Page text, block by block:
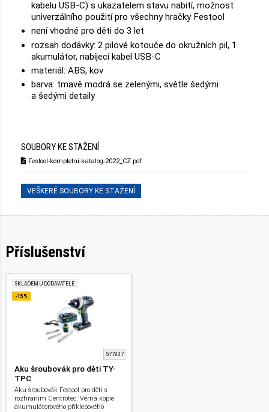
kabelu USB-C) s ukazatelem stavu nabití, možnost
univerzálního použití pro všechny hračky Festool
není vhodné pro děti do 3 let
rozsah dodávky: 2 pilové kotouče do okružních pil, 1
akumulátor, nabíjecí kabel USB-C
materiál: ABS, kov
barva: tmavě modrá se zelenými, světle šedými
a šedými detaily
SOUBORY KE STAŽENÍ
Festool-kompletni-katalog-2022_CZ.pdf
VEŠKERÉ SOUBORY KE STAŽENÍ
Příslušenství
SKLADEM U DODAVATELE
-15%
577937
Aku šroubovák pro děti TY-
TPC
Aku šroubovák Festool pro děti s
rozhraním Centrotec. Věrná kopie
akumulátorového příklepového